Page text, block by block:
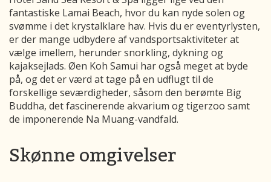
fantastiske Lamai Beach, hvor du kan nyde solen og
svømme i det krystalklare hav. Hvis du er eventyrlysten,
er der mange udbydere af vandsportsaktiviteter at
vælge imellem, herunder snorkling, dykning og
kajaksejlads. Øen Koh Samui har også meget at byde
på, og det er værd at tage på en udflugt til de
forskellige seværdigheder, såsom den berømte Big
Buddha, det fascinerende akvarium og tigerzoo samt
de imponerende Na Muang-vandfald.
Skønne omgivelser